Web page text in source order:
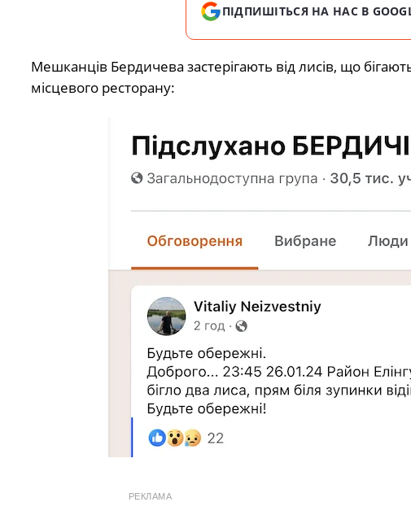
ПІДПИШІТЬСЯ НА НАС В
Мешканців Бердичева застерігають від лисів, що
місцевого ресторану:
РЕКЛАМА